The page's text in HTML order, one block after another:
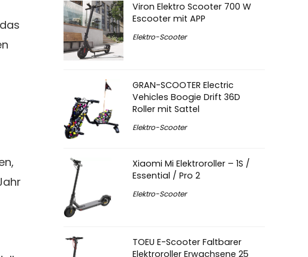
Viron Elektro Scooter 700 W
Escooter mit APP
Elektro-Scooter
GRAN-SCOOTER Electric
Vehicles Boogie Drift 36D
Roller mit Sattel
Elektro-Scooter
Xiaomi Mi Elektroroller – 1S /
Essential / Pro 2
Elektro-Scooter
TOEU E-Scooter Faltbarer
Elektroroller Erwachsene 25